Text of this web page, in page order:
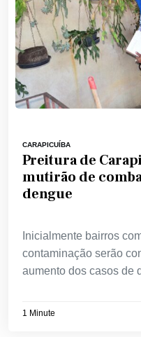
CARAPICUÍBA
Preitura de
mutirão de
dengue
Inicialmente bairros
contaminação serão
aumento dos casos de
1 Minute